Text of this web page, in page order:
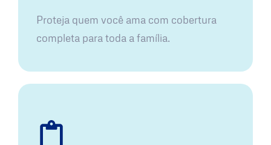
Proteja quem você ama com cobertura
completa para toda a família.